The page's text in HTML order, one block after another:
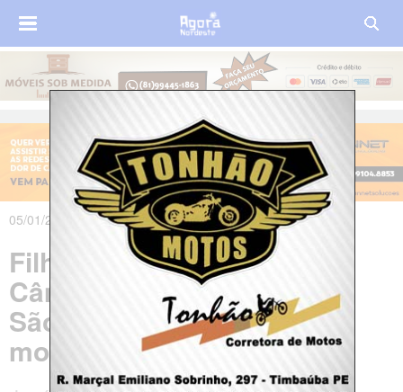
05/01/2020 às 13h45m
Filho do presidente da
Câmara de Vereadores de
São Joaquim do Monte é
morto a tiros